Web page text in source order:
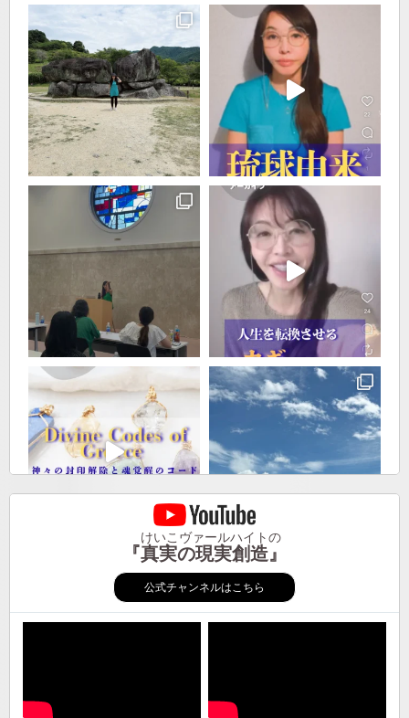
けいこヴァールハイトの
『真実の現実創造』
公式チャンネルはこちら